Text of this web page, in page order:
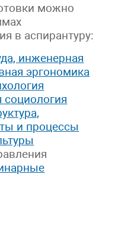
можно
в аспирантуру:
инженерная
эргономика
и процессы